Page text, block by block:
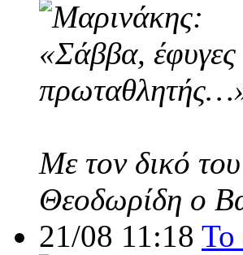
Με τον δικό
Θεοδωρίδη ο
21/08 11:18 Το